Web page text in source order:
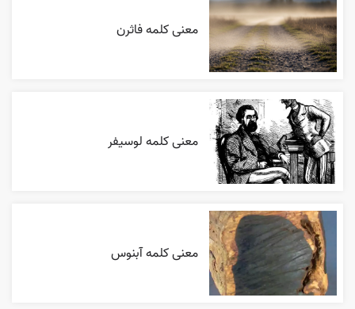
معنی کلمه فاثرن
معنی کلمه لوسیفر
معنی کلمه آبنوس